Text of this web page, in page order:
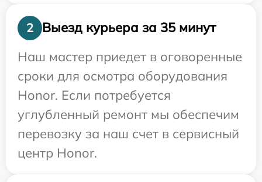
2
Выезд курьера за 35 минут
Наш мастер приедет в оговоренные
сроки для осмотра оборудования
Honor. Если потребуется
углубленный ремонт мы обеспечим
перевозку за наш счет в сервисный
центр Honor.